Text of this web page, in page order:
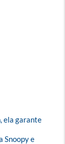
ela garante
Snoopy e